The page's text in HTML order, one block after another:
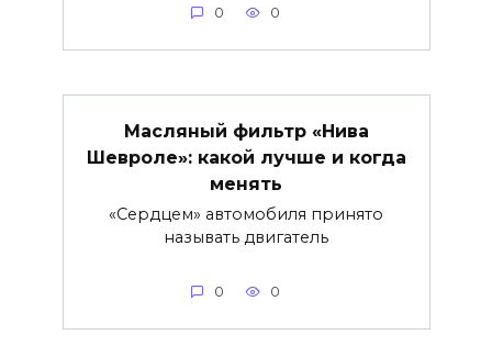
0 0
Масляный фильтр «Нива
Шевроле»: какой лучше и когда
менять
«Сердцем» автомобиля принято
называть двигатель
0 0